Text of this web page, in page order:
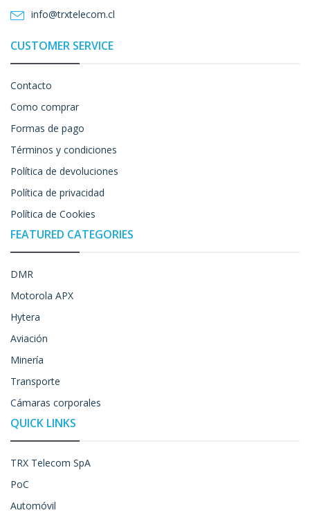
info@trxtelecom.cl
CUSTOMER SERVICE
Contacto
Como comprar
Formas de pago
Términos y condiciones
Política de devoluciones
Política de privacidad
Política de Cookies
FEATURED CATEGORIES
DMR
Motorola APX
Hytera
Aviación
Minería
Transporte
Cámaras corporales
QUICK LINKS
TRX Telecom SpA
PoC
Automóvil